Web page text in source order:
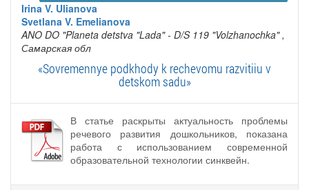
Irina V. Ulianova
Svetlana V. Emelianova
ANO DO "Planeta detstva "Lada" - D/S 119 "Volzhanochka" ,
Самарская обл
«Sovremennye podkhody k rechevomu razvitiiu v
detskom sadu»
В статье раскрыты актуальность проблемы
речевого развития дошкольников, показана
работа с использованием современной
образовательной технологии синквейн.